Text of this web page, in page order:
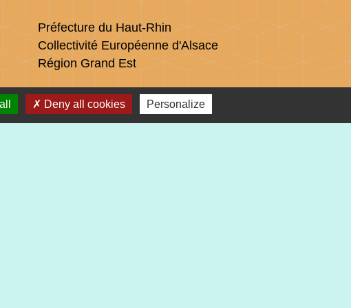
Préfecture du Haut-Rhin
Collectivité Européenne d'Alsace
Région Grand Est
Deny all cookies Personalize